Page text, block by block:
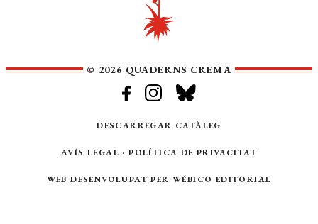
© 2026 QUADERNS CREMA
DESCARREGAR CATÀLEG
AVÍS LEGAL ·POLÍTICA DE PRIVACITAT
WEB DESENVOLUPAT PER WÉBICO EDITORIAL